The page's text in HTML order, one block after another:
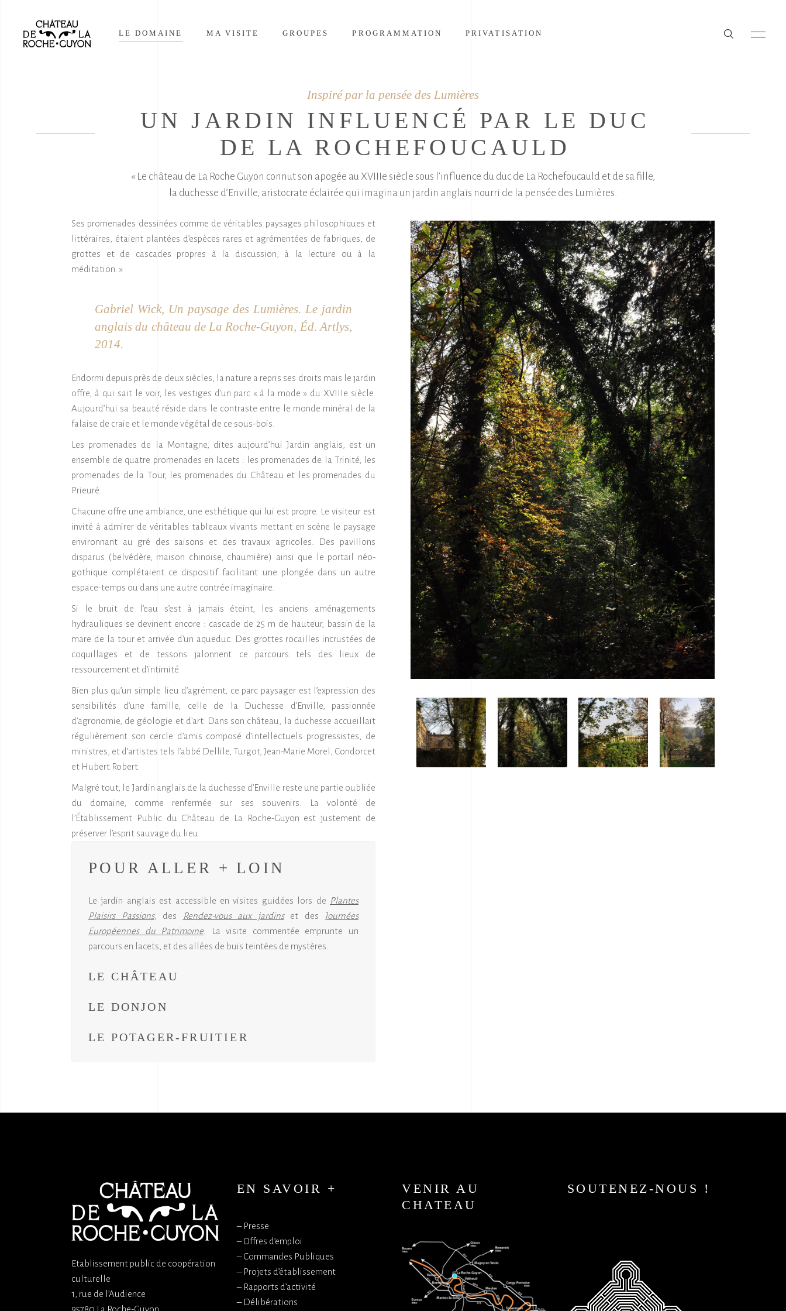
LE DOMAINE MA VISITE GROUPES PROGRAMMATION PRIVATISATION
Inspiré par la pensée des Lumières
UN JARDIN INFLUENCÉ PAR LE DUC
DE LA ROCHEFOUCAULD
« Le château de La Roche Guyon connut son apogée au XVIIIe siècle sous l’influence du duc de La Rochefoucauld et de sa fille,
la duchesse d’Enville, aristocrate éclairée qui imagina un jardin anglais nourri de la pensée des Lumières.
Ses promenades dessinées comme de véritables paysages philosophiques et
littéraires, étaient plantées d’espèces rares et agrémentées de fabriques, de
grottes et de cascades propres à la discussion, à la lecture ou à la
méditation. »
Gabriel Wick, Un paysage des Lumières. Le jardin
anglais du château de La Roche-Guyon, Éd. Artlys,
2014.
Endormi depuis près de deux siècles, la nature a repris ses droits mais le jardin
offre, à qui sait le voir, les vestiges d’un parc « à la mode » du XVIIIe siècle.
Aujourd’hui sa beauté réside dans le contraste entre le monde minéral de la
falaise de craie et le monde végétal de ce sous-bois.
Les promenades de la Montagne, dites aujourd’hui Jardin anglais, est un
ensemble de quatre promenades en lacets : les promenades de la Trinité, les
promenades de la Tour, les promenades du Château et les promenades du
Prieuré.
Chacune offre une ambiance, une esthétique qui lui est propre. Le visiteur est
invité à admirer de véritables tableaux vivants mettant en scène le paysage
environnant au gré des saisons et des travaux agricoles. Des pavillons
disparus (belvédère, maison chinoise, chaumière) ainsi que le portail néo-
gothique complétaient ce dispositif facilitant une plongée dans un autre
espace-temps ou dans une autre contrée imaginaire.
Si le bruit de l’eau s’est à jamais éteint, les anciens aménagements
hydrauliques se devinent encore : cascade de 25 m de hauteur, bassin de la
mare de la tour et arrivée d’un aqueduc. Des grottes rocailles incrustées de
coquillages et de tessons jalonnent ce parcours tels des lieux de
ressourcement et d’intimité.
Bien plus qu’un simple lieu d’agrément, ce parc paysager est l’expression des
sensibilités d’une famille, celle de la Duchesse d’Enville, passionnée
d’agronomie, de géologie et d’art. Dans son château, la duchesse accueillait
régulièrement son cercle d’amis composé d’intellectuels progressistes, de
ministres, et d’artistes tels l’abbé Dellile, Turgot, Jean-Marie Morel, Condorcet
et Hubert Robert.
Malgré tout, le Jardin anglais de la duchesse d’Enville reste une partie oubliée
du domaine, comme renfermée sur ses souvenirs. La volonté de
l’Établissement Public du Château de La Roche-Guyon est justement de
préserver l’esprit sauvage du lieu.
POUR ALLER + LOIN
Le jardin anglais est accessible en visites guidées lors de Plantes
Plaisirs Passions, des Rendez-vous aux jardinset des
Journées
Européennes du Patrimoine. La visite commentée emprunte un
parcours en lacets, et des allées de buis teintées de mystères.
LE CHÂTEAU
LE DONJON
LE POTAGER-FRUITIER
Etablissement public de coopération
culturelle
1, rue de l’Audience
95780 La Roche-Guyon
EN SAVOIR +
– Presse
–Offres d’emploi
–Commandes Publiques
– Projets d’établissement
– Rapports d’activité
– Délibérations
VENIR AU
CHATEAU
SOUTENEZ-NOUS !